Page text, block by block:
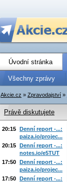
Úvodní stránka
Všechny zprávy
Akcie.cz » Zpravodajství »
Právě diskutujete
20:15 Denní report -...:
paiza.io/projec...
20:15 Denní report -...:
notes.io/e5TUT
17:50 Denní report -...:
paiza.io/projec...
17:50 Denní report -...: